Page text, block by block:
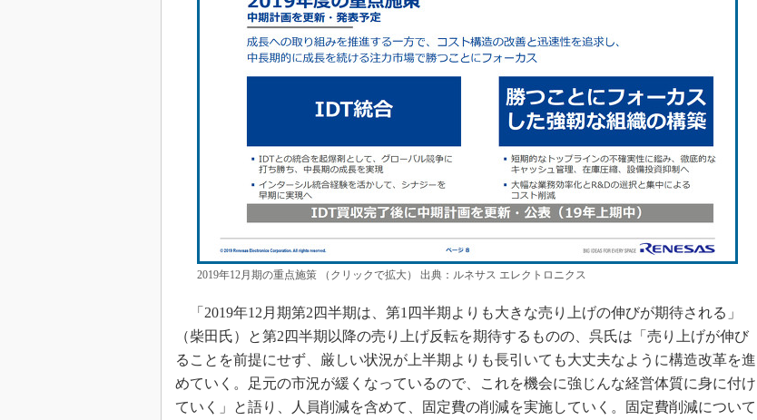
2019年12月期の重点施策 （クリックで拡大） 出典：ルネサス エレクトロニクス
「2019年12月期第2四半期は、第1四半期よりも大きな売り上げの伸びが期待される」
（柴田氏）と第2四半期以降の売り上げ反転を期待するものの、呉氏は「売り上げが伸び
ることを前提にせず、厳しい状況が上半期よりも長引いても大丈夫なように構造改革を進
めていく。足元の市況が緩くなっているので、これを機会に強じんな経営体質に身に付け
ていく」と語り、人員削減を含めて、固定費の削減を実施していく。固定費削減について